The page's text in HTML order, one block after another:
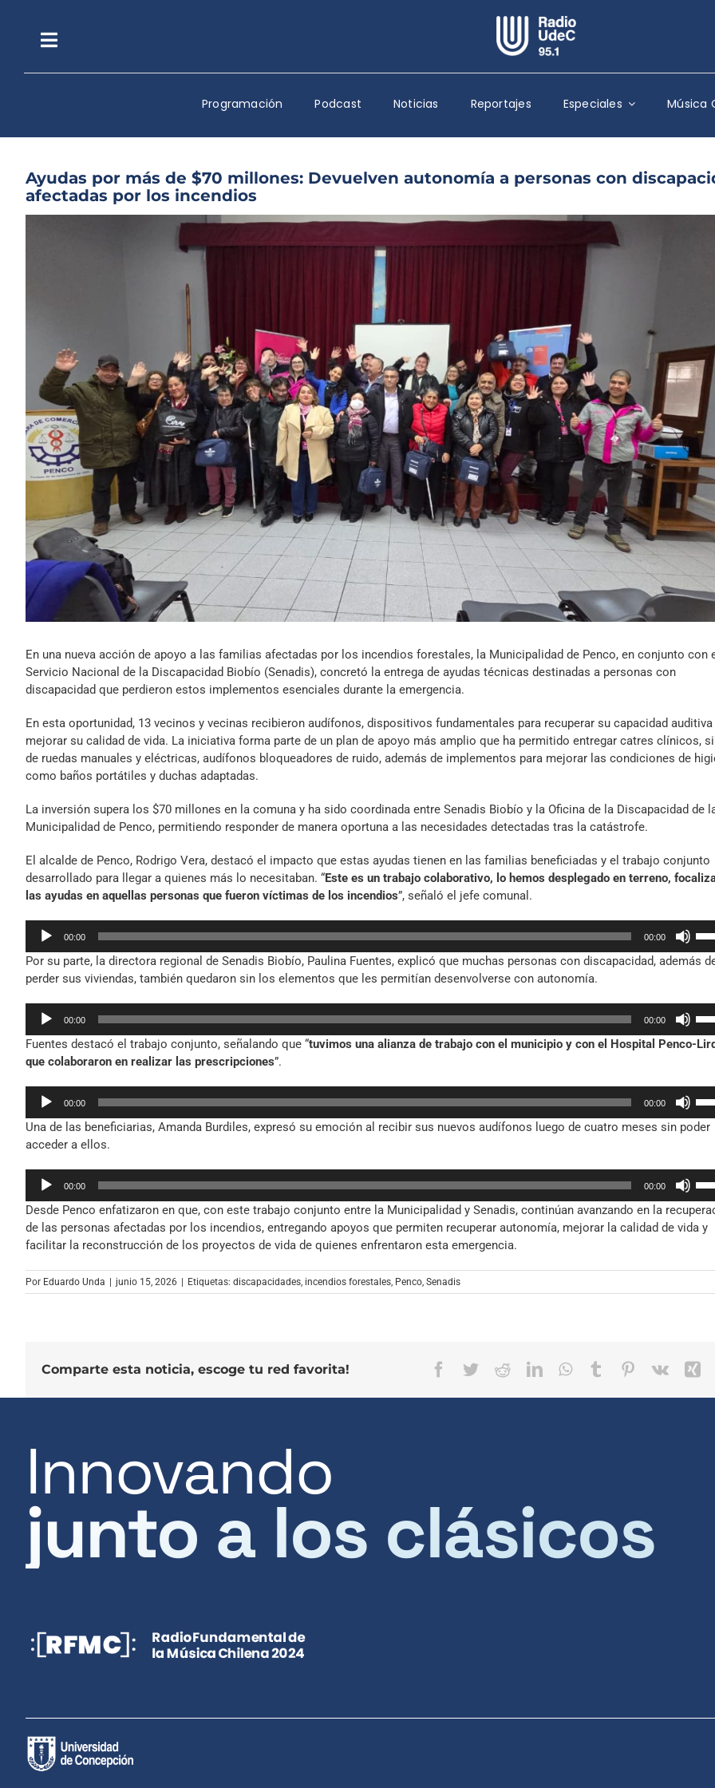
contenidoToggle
Navigation
Escuchar Radio UdeC en vivo
Quiénes Somos
Programación
Podcast
Música Clásica
Especiales
Archivo Sonoro
Programación Podcast Noticias Reportajes Especiales Música
Ayudas por más de $70 millones: Devuelven autonomía a personas con
afectadas por los incendios
En una nueva acción de apoyo a las familias afectadas por los incendios forestales, la Municipalidad de Penco, en conjunto con
Servicio Nacional de la Discapacidad Biobío (Senadis), concretó la entrega de ayudas técnicas destinadas a personas con
discapacidad que perdieron estos implementos esenciales durante la emergencia.
En esta oportunidad, 13 vecinos y vecinas recibieron audífonos, dispositivos fundamentales para recuperar su capacidad auditiva
mejorar su calidad de vida. La iniciativa forma parte de un plan de apoyo más amplio que ha permitido entregar catres clínicos,
de ruedas manuales y eléctricas, audífonos bloqueadores de ruido, además de implementos para mejorar las condiciones de
como baños portátiles y duchas adaptadas.
La inversión supera los $70 millones en la comuna y ha sido coordinada entre Senadis Biobío y la Oficina de la Discapacidad de
Municipalidad de Penco, permitiendo responder de manera oportuna a las necesidades detectadas tras la catástrofe.
El alcalde de Penco, Rodrigo Vera, destacó el impacto que estas ayudas tienen en las familias beneficiadas y el trabajo conjunto
desarrollado para llegar a quienes más lo necesitaban. “Este es un trabajo colaborativo, lo hemos desplegado en terreno,
las ayudas en aquellas personas que fueron víctimas de los incendios”, señaló el jefe comunal.
Reproductor
audio
00:00 00:00
el
Por su parte, la directora regional de Senadis Biobío, Paulina Fuentes, explicó que muchas personas con discapacidad, además
perder sus viviendas, también quedaron sin los elementos que les permitían desenvolverse con autonomía.
Reproductor
audio
00:00 00:00
el
Fuentes destacó el trabajo conjunto, señalando que “tuvimos una alianza de trabajo con el municipio y con el Hospital Penco-
que colaboraron en realizar las prescripciones”.
Reproductor
audio
00:00 00:00
o
el
Una de las beneficiarias, Amanda Burdiles, expresó su emoción al recibir sus nuevos audífonos luego de cuatro meses sin poder
acceder a ellos.
Reproductor
audio
00:00 00:00
de
Desde Penco enfatizaron en que, con este trabajo conjunto entre la Municipalidad y Senadis, continúan avanzando en la
de las personas afectadas por los incendios, entregando apoyos que permiten recuperar autonomía, mejorar la calidad de vida y
facilitar la reconstrucción de los proyectos de vida de quienes enfrentaron esta emergencia.
Por Eduardo Unda | junio 15, 2026 | Etiquetas: discapacidades incendios forestales Penco Senadis
Comparte esta noticia, escoge tu red favorita! Facebook
TwitterRedditLinkedInWhatsApp
TumblrPinterest
Vk
Innovando
junto a los clásicos